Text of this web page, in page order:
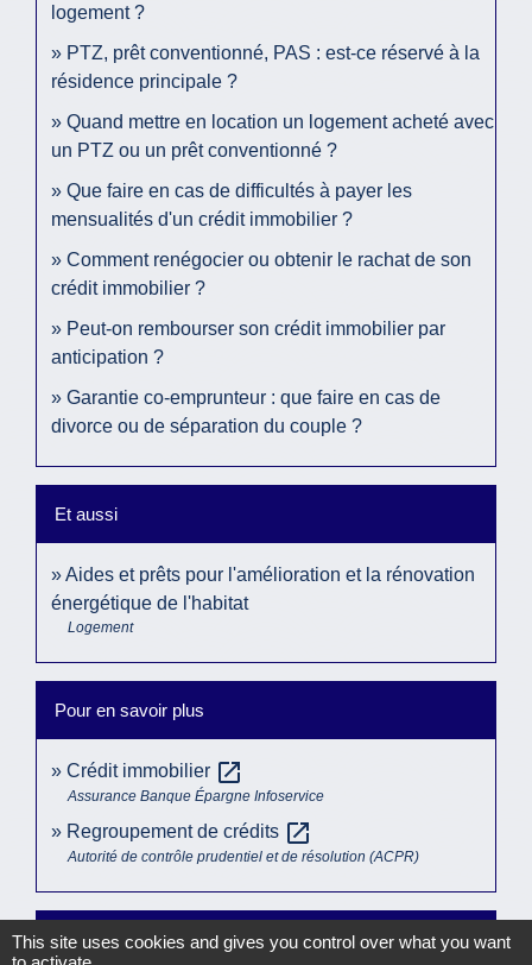
logement ?
PTZ, prêt conventionné, PAS : est-ce réservé à la
résidence principale ?
Quand mettre en location un logement acheté avec
un PTZ ou un prêt conventionné ?
Que faire en cas de difficultés à payer les
mensualités d'un crédit immobilier ?
Comment renégocier ou obtenir le rachat de son
crédit immobilier ?
Peut-on rembourser son crédit immobilier par
anticipation ?
Garantie co-emprunteur : que faire en cas de
divorce ou de séparation du couple ?
Et aussi
Aides et prêts pour l'amélioration et la rénovation
énergétique de l'habitat
Logement
Pour en savoir plus
Crédit immobilier open_in_new
Assurance Banque Épargne Infoservice
Regroupement de crédits open_in_new
Autorité de contrôle prudentiel et de résolution (ACPR)
Comment faire si...
This site uses cookies and gives you control over what you want